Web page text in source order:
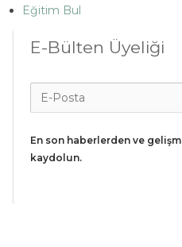
Eğitim Bul
E-Bülten Üyeliği
En son haberlerden ve
kaydolun.